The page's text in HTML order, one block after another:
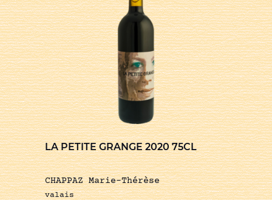
LA PETITE GRANGE 2020 75CL
CHAPPAZ Marie-Thérèse
valais